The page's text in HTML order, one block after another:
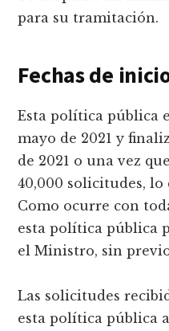
para su tramitación.
Fechas de
Esta política pública
mayo de 2021 y
de 2021 o una vez
40,000 solicitudes,
Como ocurre con
esta política pública
el Ministro, sin
Las solicitudes
esta política pública